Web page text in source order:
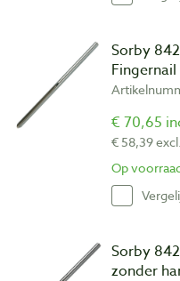
Sorby
€ 70,65
€ 58,39
Op
Sorby
zonder